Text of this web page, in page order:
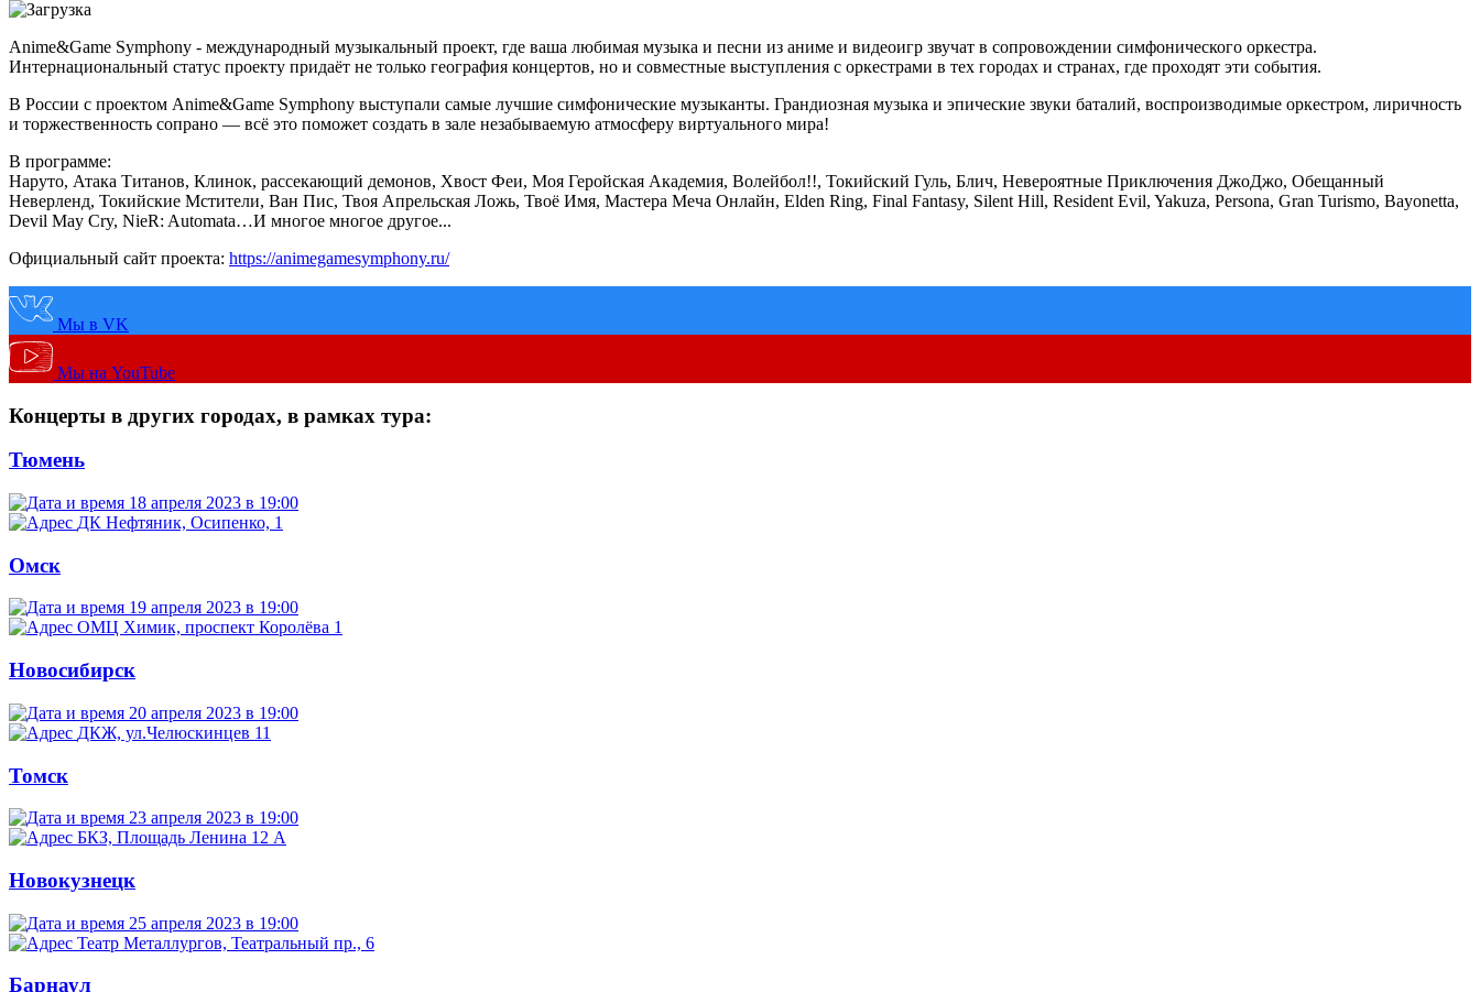
Anime&Game Symphony - международный музыкальный проект, где ваша любимая музыка и песни из аниме и видеоигр звучат в сопровождении симфонического оркестра.
Интернациональный статус проекту придаёт не только география концертов, но и совместные выступления с оркестрами в тех городах и странах, где проходят эти события.
В России с проектом Anime&Game Symphony выступали самые лучшие симфонические музыканты. Грандиозная музыка и эпические звуки баталий, воспроизводимые оркестром, лиричность
и торжественность сопрано — всё это поможет создать в зале незабываемую атмосферу виртуального мира!
В программе:
Наруто, Атака Титанов, Клинок, рассекающий демонов, Хвост Феи, Моя Геройская Академия, Волейбол!!, Токийский Гуль, Блич, Невероятные Приключения ДжоДжо, Обещанный
Неверленд, Токийские Мстители, Ван Пис, Твоя Апрельская Ложь, Твоё Имя, Мастера Меча Онлайн, Elden Ring, Final Fantasy, Silent Hill, Resident Evil, Yakuza, Persona, Gran Turismo, Bayonetta,
Devil May Cry, NieR: Automata…И многое многое другое...
Официальный сайт проекта: https://animegamesymphony.ru/
Мы в VK
Мы на YouTube
Концерты в других городах, в рамках тура:
Тюмень
18 апреля 2023 в 19:00
ДК Нефтяник, Осипенко, 1
Омск
19 апреля 2023 в 19:00
ОМЦ Химик, проспект Королёва 1
Новосибирск
20 апреля 2023 в 19:00
ДКЖ, ул.Челюскинцев 11
Томск
23 апреля 2023 в 19:00
БКЗ, Площадь Ленина 12 А
Новокузнецк
25 апреля 2023 в 19:00
Театр Металлургов, Театральный пр., 6
Барнаул